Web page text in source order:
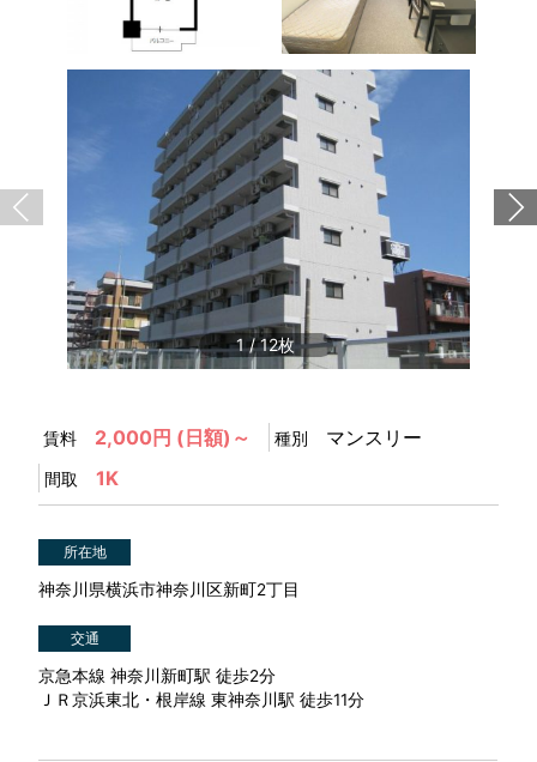
1/12
賃料 2,000円 (日額)～ 種別 マンスリー
間取 1K
所在地
神奈川県横浜市神奈川区新町2丁目
交通
京急本線 神奈川新町駅 徒歩2分
ＪＲ京浜東北・根岸線 東神奈川駅 徒歩11分